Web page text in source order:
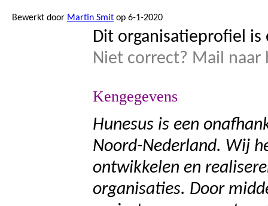
Bewerkt door Martin Smit op 6-1-2020
Dit organisatieprofiel is
Niet correct? Mail
Kengegevens
Hunesus is een
Noord-Nederland. Wij
ontwikkelen en
organisaties. Door